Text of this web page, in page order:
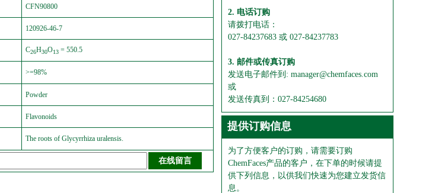
CFN90800
120926-46-7
C26H30O13 = 550.5
>=98%
Powder
Flavonoids
The roots of Glycyrrhiza uralensis.
2. 电话订购
请拨打电话：
027-84237683 或 027-84237783
3. 邮件或传真订购
发送电子邮件到: manager@chemfaces.com
或
发送传真到：027-84254680
提供订购信息
为了方便客户的订购，请需要订购
ChemFaces产品的客户，在下单的时候请提
供下列信息，以供我们快速为您建立发货信
息。